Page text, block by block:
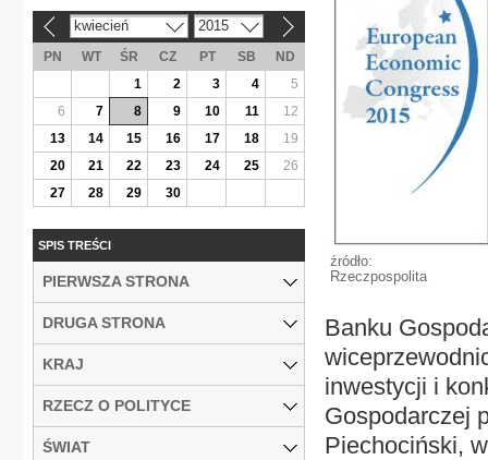
źródło:
Rzeczpospolita
Banku
inwestycji i
Gospodarczej
Piechociński,
kwiecień 2015
PN WT ŚR CZ PT SB
ND
1
2 3 4
5
6
7 8 9 10 11
12
13
14 15 16 17 18
19
20
21 22 23 24 25
26
27
28 29 30
SPIS TREŚCI
PIERWSZA STRONA
DRUGA STRONA
KRAJ
RZECZ O POLITYCE
ŚWIAT